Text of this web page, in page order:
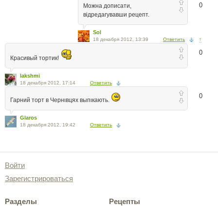
0
Можна дописати,
відредагувавши рецепт.
Sol
18 декабря 2012, 13:39 Ответить ↑
0
Красивый тортик!
lakshmi
18 декабря 2012, 17:14 Ответить
0
Гарний торт в Чернιвцях выпιкають.
Glaros
18 декабря 2012, 19:42 Ответить
Войти
Зарегистрироваться
Разделы
Рецепты